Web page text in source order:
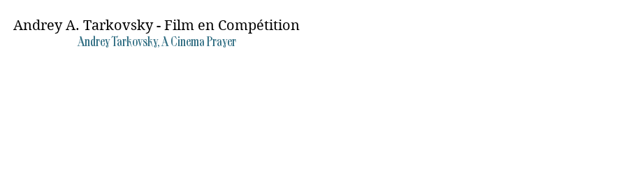
Andrey A. Tarkovsky - Film en Compétition
Andrey Tarkovsky, A Cinema Prayer